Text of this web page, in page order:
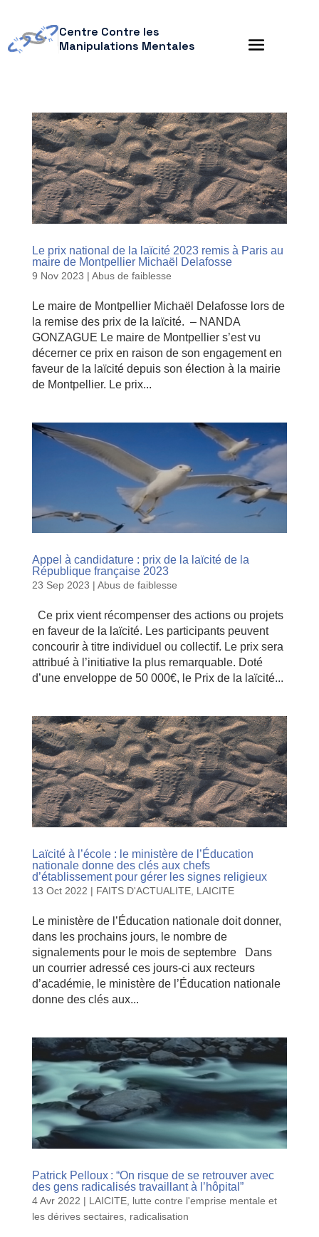
Centre Contre les
Manipulations Mentales
Le prix national de la laïcité 2023 remis à Paris au
maire de Montpellier Michaël Delafosse
9 Nov 2023 | Abus de faiblesse
Le maire de Montpellier Michaël Delafosse lors de
la remise des prix de la laïcité. – NANDA
GONZAGUE Le maire de Montpellier s’est vu
décerner ce prix en raison de son engagement en
faveur de la laïcité depuis son élection à la mairie
de Montpellier. Le prix...
Appel à candidature : prix de la laïcité de la
République française 2023
23 Sep 2023 | Abus de faiblesse
Ce prix vient récompenser des actions ou projets
en faveur de la laïcité. Les participants peuvent
concourir à titre individuel ou collectif. Le prix sera
attribué à l’initiative la plus remarquable. Doté
d’une enveloppe de 50 000€, le Prix de la laïcité...
Laïcité à l’école : le ministère de l’Éducation
nationale donne des clés aux chefs
d’établissement pour gérer les signes religieux
13 Oct 2022 | FAITS D'ACTUALITE, LAICITE
Le ministère de l’Éducation nationale doit donner,
dans les prochains jours, le nombre de
signalements pour le mois de septembre Dans
un courrier adressé ces jours-ci aux recteurs
d’académie, le ministère de l’Éducation nationale
donne des clés aux...
Patrick Pelloux : “On risque de se retrouver avec
des gens radicalisés travaillant à l’hôpital”
4 Avr 2022 | LAICITE, lutte contre l'emprise mentale et
les dérives sectaires, radicalisation